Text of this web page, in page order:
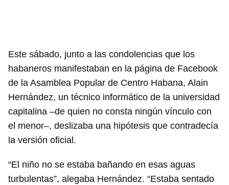
Este sábado, junto a las condolencias que los
habaneros manifestaban en la página de Facebook
de la Asamblea Popular de Centro Habana, Alain
Hernández, un técnico informático de la universidad
capitalina –de quien no consta ningún vínculo con
el menor–, deslizaba una hipótesis que contradecía
la versión oficial.
“El niño no se estaba bañando en esas aguas
turbulentas”, alegaba Hernández. “Estaba sentado